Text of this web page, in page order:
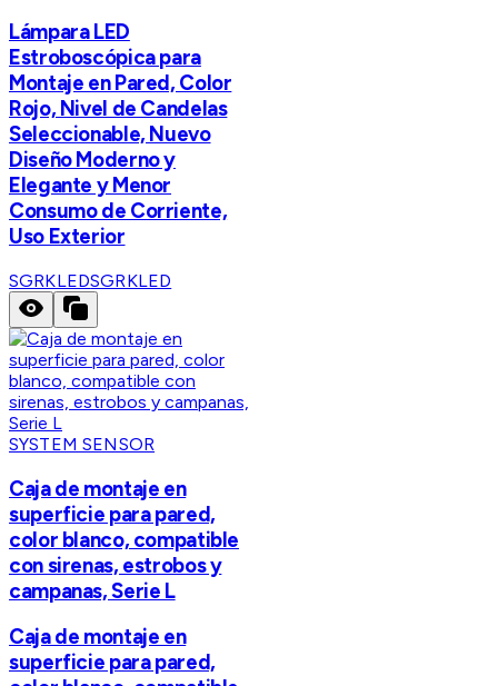
Lámpara LED
Estroboscópica para
Montaje en Pared, Color
Rojo, Nivel de Candelas
Seleccionable, Nuevo
Diseño Moderno y
Elegante y Menor
Consumo de Corriente,
Uso Exterior
SGRKLEDSGRKLED
SYSTEM SENSOR
Caja de montaje en
superficie para pared,
color blanco, compatible
con sirenas, estrobos y
campanas, Serie L
Caja de montaje en
superficie para pared,